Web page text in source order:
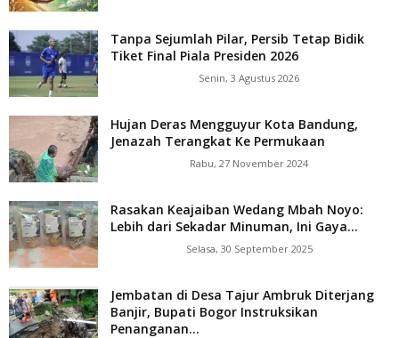
Tanpa Sejumlah Pilar, Persib Tetap Bidik
Tiket Final Piala Presiden 2026
Senin, 3 Agustus 2026
Hujan Deras Mengguyur Kota Bandung,
Jenazah Terangkat Ke Permukaan
Rabu, 27 November 2024
Rasakan Keajaiban Wedang Mbah Noyo:
Lebih dari Sekadar Minuman, Ini Gaya...
Selasa, 30 September 2025
Jembatan di Desa Tajur Ambruk Diterjang
Banjir, Bupati Bogor Instruksikan
Penanganan...